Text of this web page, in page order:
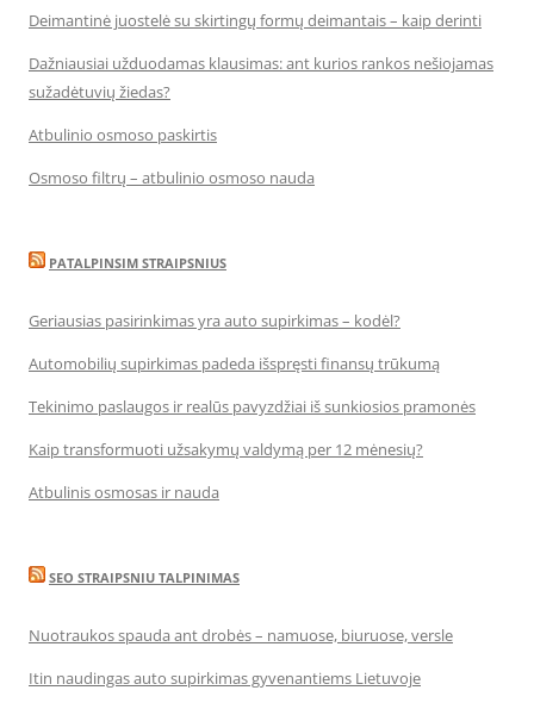
Deimantinė juostelė su skirtingų formų deimantais – kaip derinti
Dažniausiai užduodamas klausimas: ant kurios rankos nešiojamas
sužadėtuvių žiedas?
Atbulinio osmoso paskirtis
Osmoso filtrų – atbulinio osmoso nauda
PATALPINSIM STRAIPSNIUS
Geriausias pasirinkimas yra auto supirkimas – kodėl?
Automobilių supirkimas padeda išspręsti finansų trūkumą
Tekinimo paslaugos ir realūs pavyzdžiai iš sunkiosios pramonės
Kaip transformuoti užsakymų valdymą per 12 mėnesių?
Atbulinis osmosas ir nauda
SEO STRAIPSNIU TALPINIMAS
Nuotraukos spauda ant drobės – namuose, biuruose, versle
Itin naudingas auto supirkimas gyvenantiems Lietuvoje